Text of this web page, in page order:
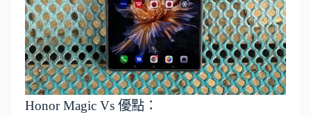
Honor Magic Vs 優點：